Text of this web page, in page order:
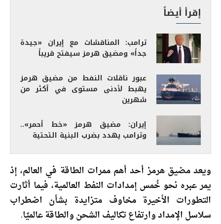
إقرأ أيضاً
ترامب: المناقشات مع إيران «جيدة
جداً» ومضيق هرمز سيفتح قريباً
عبور ناقلات النفط من مضيق هرمز
يهبط لأدنى مستوى في أكثر من
شهرين
إيران: مضيق هرمز «خط أحمر»..
وترامب يهدد بضرب البنية التحتية
ويعد مضيق هرمز أحد أهم ممرات الطاقة في العالم، إذ
يمر عبره نحو خُمس إمدادات النفط العالمية، فيما أثارت
التطورات الأخيرة مخاوف متزايدة بشأن اضطراب
سلاسل الإمداد وارتفاع تكاليف الشحن والطاقة عالميًا.